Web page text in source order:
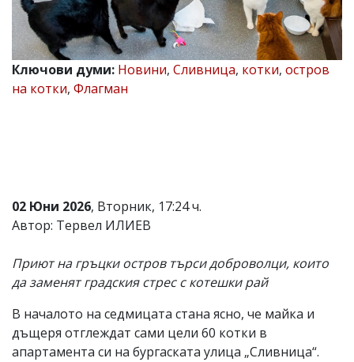
Главен
редактор:
Иван
Колев,
email:
office@flagman.bg
и
редакцията
отговорност
за
тях!
Ако
откриете
обиден
за
Ключови думи: Новини, Сливница, котки, остров
на котки, Флагман
02 Юни 2026, Вторник, 17:24 ч.
Автор: Тервел ИЛИЕВ
Приют на гръцки остров търси доброволци, които
да заменят градския стрес с котешки рай
В началото на седмицата стана ясно, че майка и
дъщеря отглеждат сами цели 60 котки в
апартамента си на бургаската улица „Сливница“.